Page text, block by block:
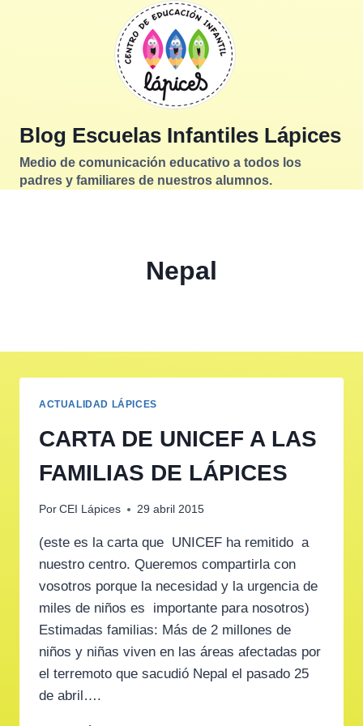
Blog Escuelas Infantiles Lápices
Medio de comunicación educativo a todos los
padres y familiares de nuestros alumnos.
Nepal
ACTUALIDAD LÁPICES
CARTA DE UNICEF A LAS
FAMILIAS DE LÁPICES
Por CEI Lápices 29 abril 2015
(este es la carta que UNICEF ha remitido a
nuestro centro. Queremos compartirla con
vosotros porque la necesidad y la urgencia de
miles de niños es importante para nosotros)
Estimadas familias: Más de 2 millones de
niños y niñas viven en las áreas afectadas por
el terremoto que sacudió Nepal el pasado 25
de abril….